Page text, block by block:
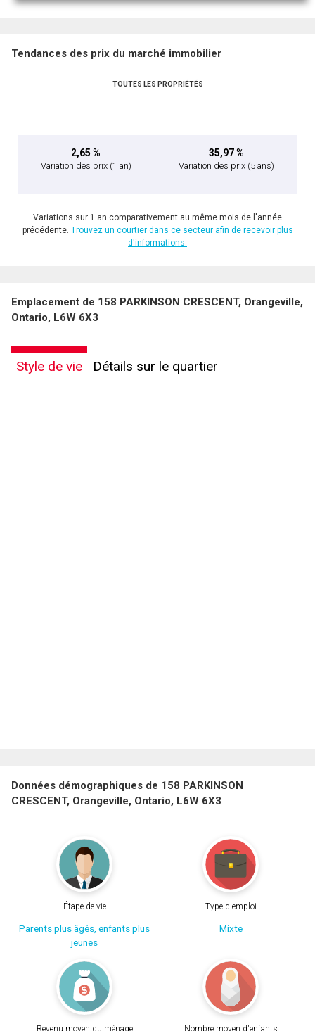
Tendances des prix du marché immobilier
TOUTES LES PROPRIÉTÉS
2,65 %
Variation des prix (1 an)
35,97 %
Variation des prix (5 ans)
Variations sur 1 an comparativement au même mois de l'année
précédente. Trouvez un courtier dans ce secteur afin de recevoir plus
d'informations.
Emplacement de 158 PARKINSON CRESCENT, Orangeville,
Ontario, L6W 6X3
Style de vie Détails sur le quartier
Données démographiques de 158 PARKINSON
CRESCENT, Orangeville, Ontario, L6W 6X3
Étape de vie
Parents plus âgés, enfants plus
jeunes
Type d'emploi
Mixte